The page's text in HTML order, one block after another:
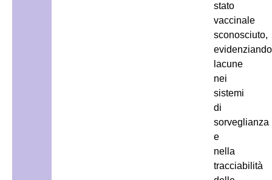
stato
vaccinale
sconosciuto,
evidenziando
lacune
nei
sistemi
di
sorveglianza
e
nella
tracciabilità